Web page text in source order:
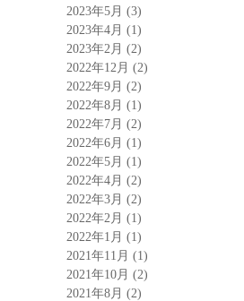
2023年5月 (3)
2023年4月 (1)
2023年2月 (2)
2022年12月 (2)
2022年9月 (2)
2022年8月 (1)
2022年7月 (2)
2022年6月 (1)
2022年5月 (1)
2022年4月 (2)
2022年3月 (2)
2022年2月 (1)
2022年1月 (1)
2021年11月 (1)
2021年10月 (2)
2021年8月 (2)